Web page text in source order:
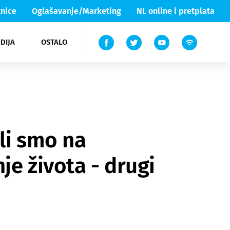
Oglašavanje/Marketing NL online i pretplata
OSTALO
Lika & Senj
TV
smo na
života - drugi